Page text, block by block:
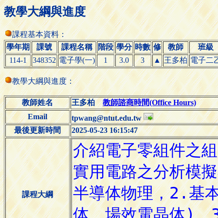
教學大綱與進度
課程基本資料：
學年期
課號 課程名稱 階段 學分 時數 修 教師
班級
114-1
348352 電子學(一) 1 3.0 3 ▲ 王多柏 電子二
教學大綱與進度：
教師姓名 王多柏教師諮商時間(Office Hours)
Email
tpwang@ntut.edu.tw
最後更新時間
2025-05-23 16:15:47
課程大綱